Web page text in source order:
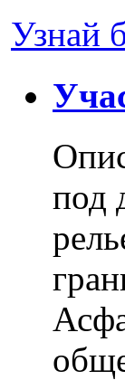
Узнай
под